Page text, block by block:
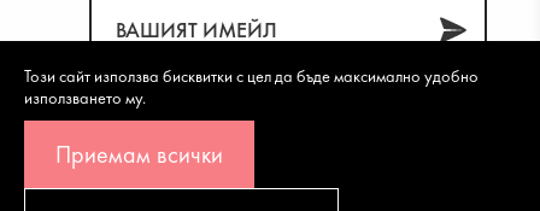
Този сайт използва бисквитки с цел да бъде максимално удобно
използването му.
Приемам всички